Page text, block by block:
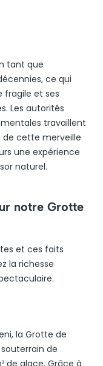
tant que
ce qui
fragile et ses
Les autorités
travaillent
cette merveille
une expérience
naturel.
notre Grotte
et ces faits
la richesse
la Grotte de
de
de glace. Grâce à